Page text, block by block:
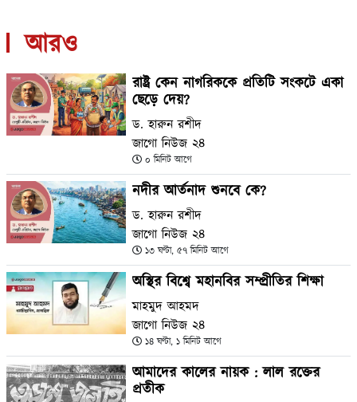
আরও
রাষ্ট্র কেন নাগরিককে প্রতিটি সংকটে একা
ছেড়ে দেয়?
ড. হারুন রশীদ
জাগো নিউজ ২৪
০ মিনিট আগে
নদীর আর্তনাদ শুনবে কে?
ড. হারুন রশীদ
জাগো নিউজ ২৪
১৩ ঘণ্টা, ৫৭ মিনিট আগে
অস্থির বিশ্বে মহানবির সম্প্রীতির শিক্ষা
মাহমুদ আহমদ
জাগো নিউজ ২৪
১৪ ঘণ্টা, ১ মিনিট আগে
আমাদের কালের নায়ক : লাল রক্তের
প্রতীক